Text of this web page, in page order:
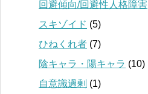
回避傾向/回避性人格障害
スキゾイド (5)
ひねくれ者 (7)
陰キャラ・陽キャラ (10)
自意識過剰 (1)